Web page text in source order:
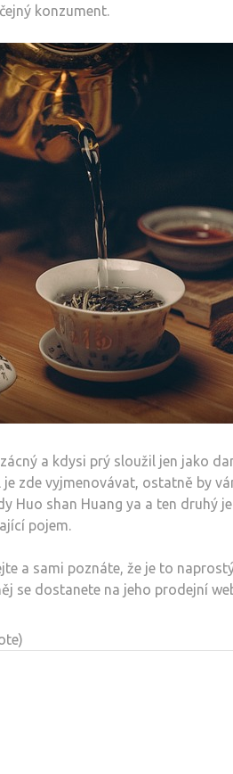
konzument.
a kdysi prý sloužil jen jako
zde vyjmenovávat, ostatně by
Huo shan Huang ya a ten druhý
pojem.
a sami poznáte, že je to
se dostanete na jeho prodejní